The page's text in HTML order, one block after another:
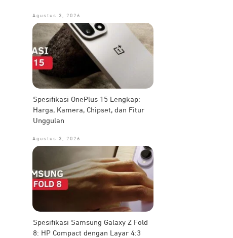
Agustus 3, 2026
Spesifikasi OnePlus 15 Lengkap:
Harga, Kamera, Chipset, dan Fitur
Unggulan
Agustus 3, 2026
Spesifikasi Samsung Galaxy Z Fold
8: HP Compact dengan Layar 4:3